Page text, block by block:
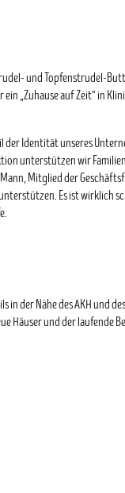
und Topfenstrudel-
„Zuhause auf Zeit“ in
der Identität unseres
unterstützen wir
Mitglied der
Es ist wirklich
der Nähe des AKH und
Häuser und der laufende